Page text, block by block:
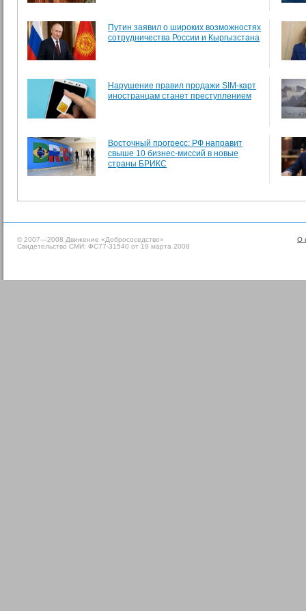
Путин заявил о широких возможностях
сотрудничества России и Кыргызстана
Нарушение правил продажи SIM-карт
иностранцам станет преступлением
Восточный прогресс: РФ направит
свыше 10 бизнес-миссий в новые
страны БРИКС
О
© 2007—2008 Движение «Добрососедство»
Свидетельство СМИ: ФС77-31540 от 19 марта 2008